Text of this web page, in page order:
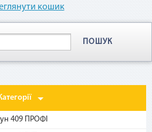
кошик
ПОШУК
409 ПРОФІ